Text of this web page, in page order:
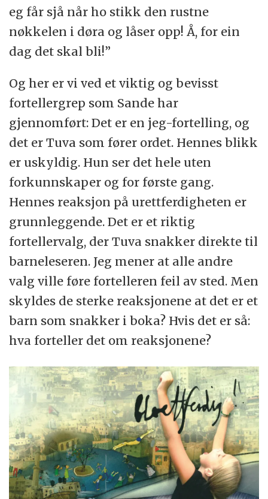
eg får sjå når ho stikk den rustne
nøkkelen i døra og låser opp! Å, for ein
dag det skal bli!”
Og her er vi ved et viktig og bevisst
fortellergrep som Sande har
gjennomført: Det er en jeg-fortelling, og
det er Tuva som fører ordet. Hennes blikk
er uskyldig. Hun ser det hele uten
forkunnskaper og for første gang.
Hennes reaksjon på urettferdigheten er
grunnleggende. Det er et riktig
fortellervalg, der Tuva snakker direkte til
barneleseren. Jeg mener at alle andre
valg ville føre fortelleren feil av sted. Men
skyldes de sterke reaksjonene at det er et
barn som snakker i boka? Hvis det er så:
hva forteller det om reaksjonene?